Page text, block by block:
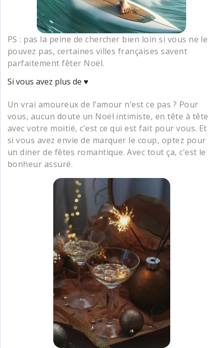
PS : pas la peine de chercher bien loin si vous ne le
pouvez pas, certaines villes françaises savent
parfaitement fêter Noël.
Si vous avez plus de ♥️
Un vrai amoureux de l’amour n’est ce pas ? Pour
vous, aucun doute un Noël intimiste, en tête à tête
avec votre moitié, c’est ce qui est fait pour vous. Et
si vous avez envie de marquer le coup, optez pour
un diner de fêtes romantique. Avec tout ça, c’est le
bonheur assuré.